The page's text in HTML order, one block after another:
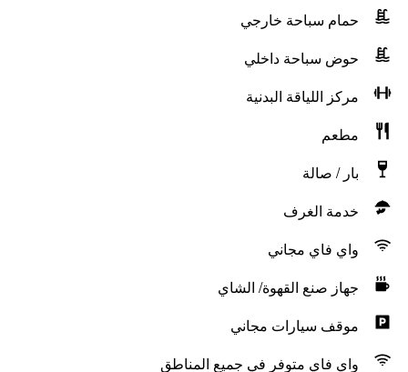
حمام سباحة خارجي
حوض سباحة داخلي
مركز اللياقة البدنية
مطعم
بار / صالة
خدمة الغرف
واي فاي مجاني
جهاز صنع القهوة/ الشاي
موقف سيارات مجاني
واي فاي متوفر في جميع المناطق